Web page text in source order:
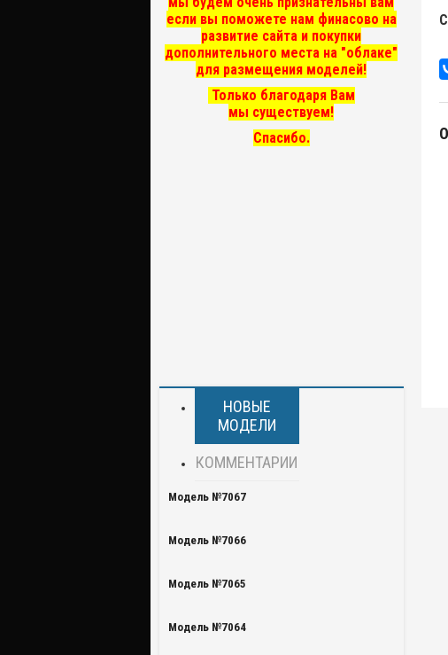
если вы поможете нам финасово на
развитие сайта и покупки
дополнительного места на "облаке"
для размещения моделей!
Только благодаря Вам
мы существуем!
Спасибо.
НОВЫЕ
МОДЕЛИ
КОММЕНТАРИИ
Модель №7067
Модель №7066
Модель №7065
Модель №7064